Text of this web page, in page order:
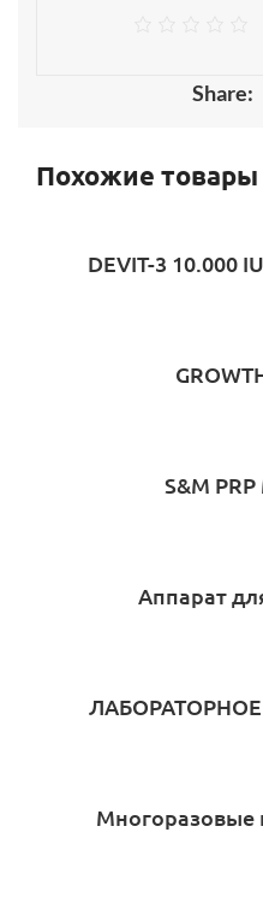
Share:
Похожие товары
DEVIT-3 10.000
S&M
Аппарат
Многоразовые